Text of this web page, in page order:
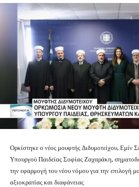
Ορκίστηκε ο νέος μουφτής Διδυμοτείχου, Εμίν
Υπουργού Παιδείας Σοφίας Ζαχαράκη,
την εφαρμογή του νέου νόμου για την επιλογή
αξιοκρατίας και διαφάνειας